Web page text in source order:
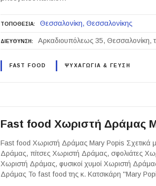
ΤΟΠΟΘΕΣΙΑ Θεσσαλονίκη Θεσσαλονίκης
ΔΙΕΥΘΥΝΣΗ Αρκαδιουπόλεως 35, Θεσσαλονίκη,
FAST FOOD ΨΥΧΑΓΩΓΙΑ & ΓΕΥΣΗ
Fast food Χωριστή Δράμας
Fast food Χωριστή Δράμας Mary Popis
Δράμας, πίτσες Χωριστή Δράμας, σφολιάτες
Χωριστή Δράμας, φυσικοί χυμοί Χωριστή
Δράμας Το fast food της κ. Κατσικάρη "Mary